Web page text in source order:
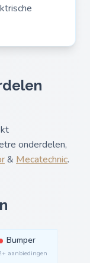
onderdelen,
& Mecatechnic.
Bumper
aanbiedingen